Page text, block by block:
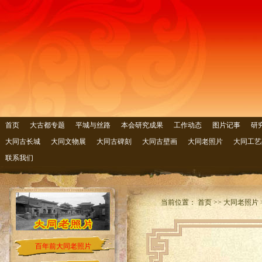
首页 大古都专题 平城与丝路 本会研究成果 工作动态 图片记事
研
大同古长城
大同文物展 大同古碑刻 大同古壁画 大同老照片
大同工
联系我们
百年前大同老照片
当前位置： 首页 >> 大同老照片